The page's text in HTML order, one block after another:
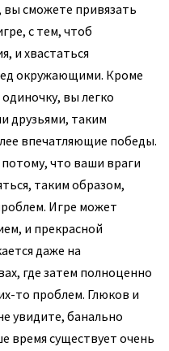
вы сможете привязать
с тем, чтоб
и хвастаться
окружающими. Кроме
вы легко
друзьями, таким
впечатляющие победы.
что ваши враги
таким образом,
Игре может
и прекрасной
даже на
где затем полноценно
то проблем. Глюков и
увидите, банально
время существует очень